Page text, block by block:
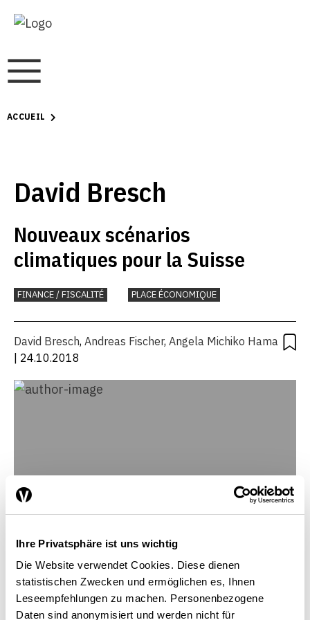
Ihre Privatsphäre ist uns wichtig
Die Website verwendet Cookies. Diese dienen
statistischen Zwecken und ermöglichen es, Ihnen
Leseempfehlungen zu machen. Personenbezogene
Daten sind anonymisiert und werden nicht für
ACCUEIL
David Bresch
Nouveaux scénarios
climatiques pour la Suisse
FINANCE / FISCALITÉ PLACE ÉCONOMIQUE
David Bresch, Andreas Fischer, Angela Michiko Hama
| 24.10.2018
David Bresch